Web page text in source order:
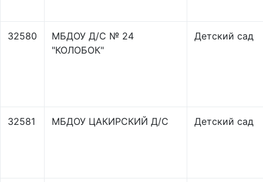
32580
МБДОУ Д/С № 24
"КОЛОБОК"
Детский сад
32581 МБДОУ ЦАКИРСКИЙ Д/С Детский сад